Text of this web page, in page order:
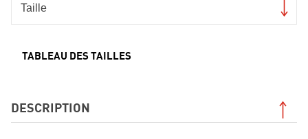
TABLEAU DES TAILLES
DESCRIPTION